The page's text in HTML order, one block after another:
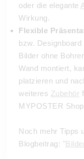
oder die elegante
Wirkung.
Flexible
bzw.
Bilder ohne
Wand montiert,
platzieren und
weiteres Zubehör
MYPOSTER
Noch mehr Tipps
Blogbeitrag: "